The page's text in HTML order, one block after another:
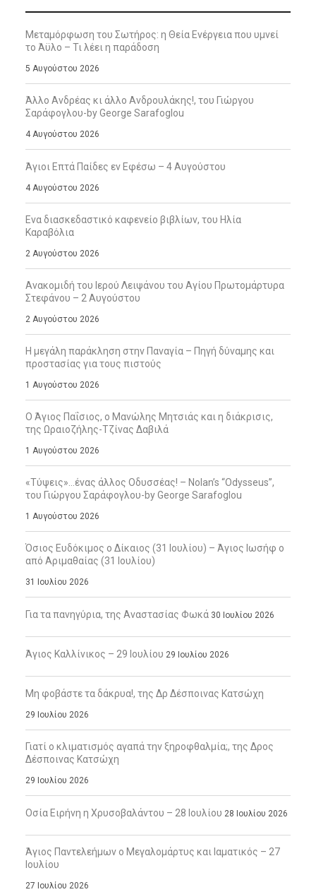
Μεταμόρφωση του Σωτήρος: η Θεία Ενέργεια που υμνεί
το Άϋλο – Τι λέει η παράδοση
5 Αυγούστου 2026
Άλλο Ανδρέας κι άλλο Ανδρουλάκης!, του Γιώργου
Σαράφογλου-by George Sarafoglou
4 Αυγούστου 2026
Άγιοι Επτά Παίδες εν Εφέσω – 4 Αυγούστου
4 Αυγούστου 2026
Ενα διασκεδαστικό καφενείο βιβλίων, του Ηλία
Καραβόλια
2 Αυγούστου 2026
Ανακομιδή του Ιερού Λειψάνου του Αγίου Πρωτομάρτυρα
Στεφάνου – 2 Αυγούστου
2 Αυγούστου 2026
Η μεγάλη παράκληση στην Παναγία – Πηγή δύναμης και
προστασίας για τους πιστούς
1 Αυγούστου 2026
Ο Άγιος Παΐσιος, ο Μανώλης Μητσιάς και η διάκρισις,
της Ωραιοζήλης-Τζίνας Δαβιλά
1 Αυγούστου 2026
«Τύψεις»…ένας άλλος Οδυσσέας! – Nolan’s “Odysseus”,
του Γιώργου Σαράφογλου-by George Sarafoglou
1 Αυγούστου 2026
Όσιος Ευδόκιμος ο Δίκαιος (31 Ιουλίου) – Άγιος Ιωσήφ ο
από Αριμαθαίας (31 Ιουλίου)
31 Ιουλίου 2026
Για τα πανηγύρια, της Αναστασίας Φωκά 30 Ιουλίου 2026
Άγιος Καλλίνικος – 29 Ιουλίου 29 Ιουλίου 2026
Μη φοβάστε τα δάκρυα!, της Δρ Δέσποινας Κατσώχη
29 Ιουλίου 2026
Γιατί ο κλιματισμός αγαπά την ξηροφθαλμία;, της Δρος
Δέσποινας Κατσώχη
29 Ιουλίου 2026
Οσία Ειρήνη η Χρυσοβαλάντου – 28 Ιουλίου 28 Ιουλίου 2026
Άγιος Παντελεήμων ο Μεγαλομάρτυς και Ιαματικός – 27
Ιουλίου
27 Ιουλίου 2026